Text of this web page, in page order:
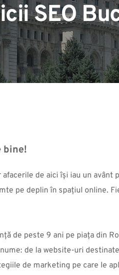
SEO
bine!
de aici își iau un
pe deplin în spațiul online.
de peste 9 ani pe piața din
de la website-uri
de marketing pe care le